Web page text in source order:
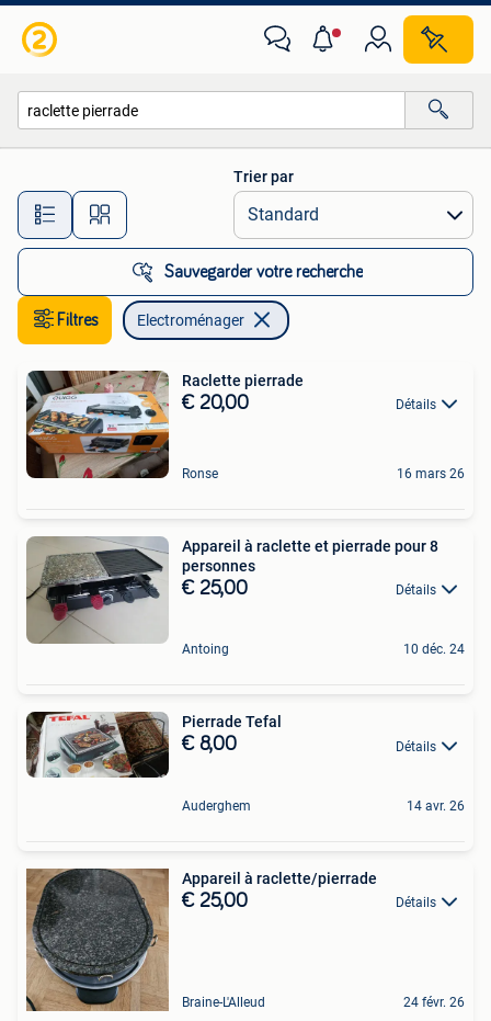
Toutes les distances…
Trier par
Sauvegarder votre recherche
Filtres Electroménager
Raclette pierrade
€ 20,00 Détails
Ronse 16 mars 26
Appareil à raclette et pierrade pour 8
personnes
€ 25,00 Détails
Antoing 10 déc. 24
Pierrade Tefal
€ 8,00 Détails
Auderghem 14 avr. 26
Appareil à raclette/pierrade
€ 25,00 Détails
Braine-L'Alleud 24 févr. 26